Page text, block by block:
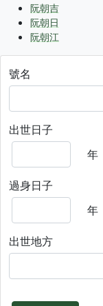
阮朝吉
阮朝日
阮朝江
號名
出世日子
年
過身日子
年
出世地方